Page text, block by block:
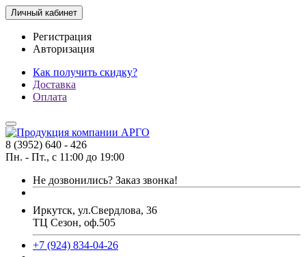
Личный кабинет
Регистрация
Авторизация
Как получить скидку?
Доставка
Оплата
8 (3952) 640 - 426
Пн. - Пт., с 11:00 до 19:00
Не дозвонились? Заказ звонка!
Иркутск, ул.Свердлова, 36
ТЦ Сезон, оф.505
+7 (924) 834-04-26